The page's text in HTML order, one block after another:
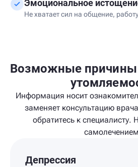
Эмоциональное
Не хватает сил на общение,
Возможные причины
Информация носит
заменяет консультацию
обратитесь к специалисту.
Депрессия